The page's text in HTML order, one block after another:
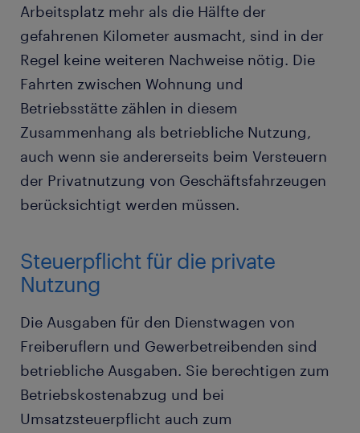
Arbeitsplatz mehr als die Hälfte der
gefahrenen Kilometer ausmacht, sind in der
Regel keine weiteren Nachweise nötig. Die
Fahrten zwischen Wohnung und
Betriebsstätte zählen in diesem
Zusammenhang als betriebliche Nutzung,
auch wenn sie andererseits beim Versteuern
der Privatnutzung von Geschäftsfahrzeugen
berücksichtigt werden müssen.
Steuerpflicht für die private
Nutzung
Die Ausgaben für den Dienstwagen von
Freiberuflern und Gewerbetreibenden sind
betriebliche Ausgaben. Sie berechtigen zum
Betriebskostenabzug und bei
Umsatzsteuerpflicht auch zum